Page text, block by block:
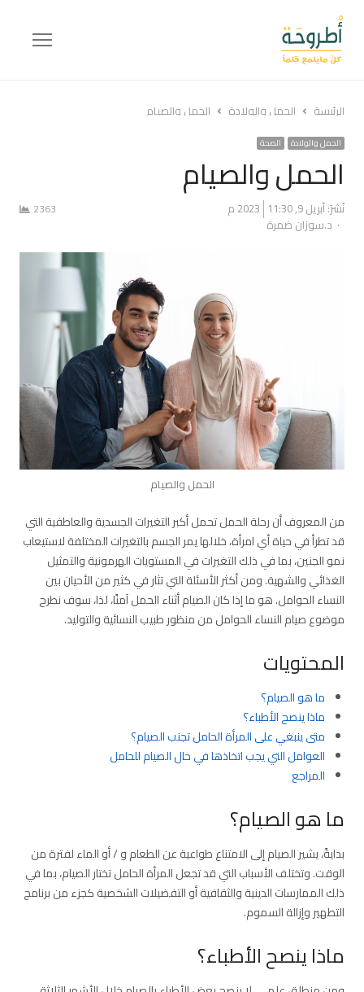
Menu
الرئيسة الحمل والولادة الحمل والصيام
الحمل والولادة الصحة
الحمل والصيام
نُشرَ:أبريل 9, 2023 11:30 م
Author
د.سوزان ضمرة
2363
الحمل والصيام
من المعروف أن رحلة الحمل تحمل أكبر التغيرات الجسدية والعاطفية التي
قد تطرأ في حياة أي امرأة، خلالها يمر الجسم بالتغيرات المختلفة لاستيعاب
نمو الجنين، بما في ذلك التغيرات في المستويات الهرمونية والتمثيل
الغذائي والشهية. ومن أكثر الأسئلة التي تثار في كثير من الأحيان بين
النساء الحوامل. هو ما إذا كان الصيام أثناء الحمل آمنًا، لذا، سوف نطرح
موضوع صيام النساء الحوامل من منظور طبيب النسائية والتوليد.
المحتويات
ما هو الصيام؟
ماذا ينصح الأطباء؟
متى ينبغي على المرأة الحامل تجنب الصيام؟
العوامل التي يجب اتخاذها في حال الصيام للحامل
المراجع
ما هو الصيام؟
بدايةً، يشير الصيام إلى الامتناع طواعية عن الطعام و / أو الماء لفترة من
الوقت. وتختلف الأسباب التي قد تجعل المرأة الحامل تختار الصيام، بما في
ذلك الممارسات الدينية والثقافية أو التفضيلات الشخصية كجزء من برنامج
التطهير وإزالة السموم.
ماذا ينصح الأطباء؟